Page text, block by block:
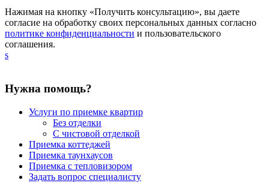
Нажимая на кнопку «Получить консультацию», вы даете
согласие на обработку своих персональных данных согласно
политике конфиденциальности и пользовательского
соглашения.
s
Нужна помощь?
Услуги по приемке квартир
Без отделки
С чистовой отделкой
Приемка коттеджей
Приемка таунхаусов
Приемка с тепловизором
Задать вопрос специалисту